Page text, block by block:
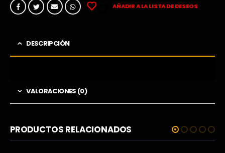
AÑADIR A LA LISTA DE DESEOS
DESCRIPCIÓN
VALORACIONES (0)
PRODUCTOS RELACIONADOS